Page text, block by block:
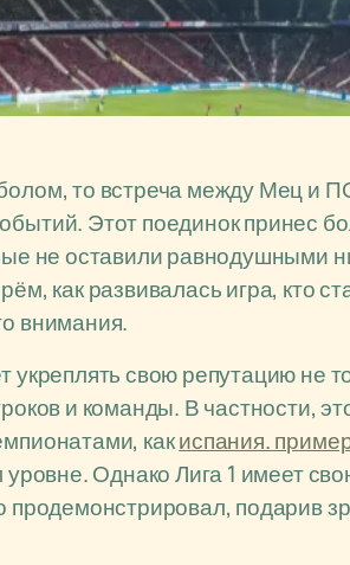
то встреча между Мец и
Этот поединок принес
не оставили равнодушными
как развивалась игра, кто
внимания.
укреплять свою репутацию не
и команды. В частности,
какиспания.
Однако Лига 1 имеет
подарив